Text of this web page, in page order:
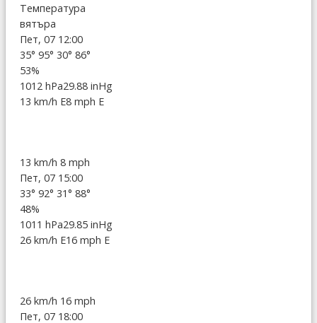
Температура
вятъра
Пет, 07 12:00
35° 95° 30° 86°
53%
1012 hPa29.88 inHg
13 km/h E8 mph E
13 km/h 8 mph
Пет, 07 15:00
33° 92° 31° 88°
48%
1011 hPa29.85 inHg
26 km/h E16 mph E
26 km/h 16 mph
Пет, 07 18:00